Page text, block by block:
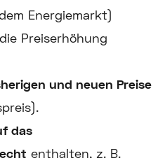
Energiemarkt)
Preiserhöhung
und neuen Preise
das
enthalten, z. B.